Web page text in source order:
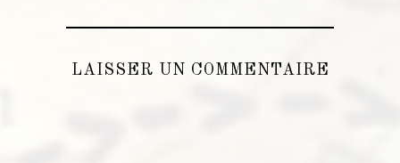
LAISSER UN COMMENTAIRE